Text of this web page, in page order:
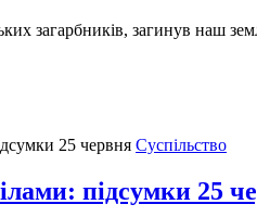
загарбників, загинув наш
Суспільство
підсумки 25